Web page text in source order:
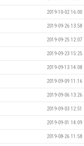
2019-10-02 16:00
2019-09-26 13:58
2019-09-25 12:07
2019-09-23 15:25
2019-09-13 14:08
2019-09-09 11:16
2019-09-06 13:26
2019-09-03 12:51
2019-09-01 14:09
2019-08-26 11:58